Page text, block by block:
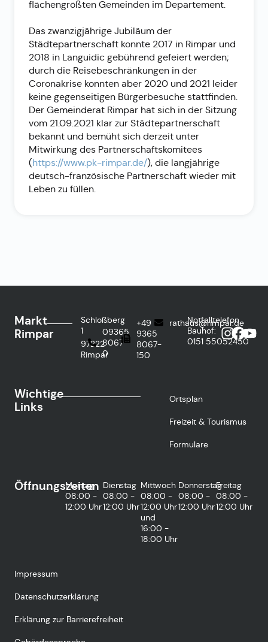
flächengrößten Gemeinden im Departement.
Das zwanzigjährige Jubiläum der
Städtepartnerschaft konnte 2017 in Rimpar und
2018 in Languidic gebührend gefeiert werden;
durch die Reisebeschränkungen in der
Coronakrise konnten aber 2020 und 2021 leider
keine gegenseitigen Bürgerbesuche stattfinden.
Der Gemeinderat Rimpar hat sich in der Sitzung
vom 21.09.2021 klar zur Städtepartnerschaft
bekannt und bemüht sich derzeit unter
Mitwirkung des Partnerschaftskomitees
(https://www.pk-rimpar.de/), die langjährige
deutsch-französische Partnerschaft wieder mit
Leben zu füllen.
Markt
Rimpar
Schloßberg
1
97222
Rimpar
09365
8067-
0
+49
9365
8067-
150
rathaus@rimpar.de
Notfalltelefon
Bauhof:
0151 55052450
Wichtige
Links
Ortsplan
Freizeit & Tourismus
Formulare
Öffnungszeiten
Montag
08:00 -
12:00 Uhr
Dienstag
08:00 -
12:00 Uhr
Mittwoch
08:00 -
12:00 Uhr
und
16:00 -
18:00 Uhr
Donnerstag
08:00 -
12:00 Uhr
Freitag
08:00 -
12:00 Uhr
Impressum
Datenschutzerklärung
Erklärung zur Barrierefreiheit